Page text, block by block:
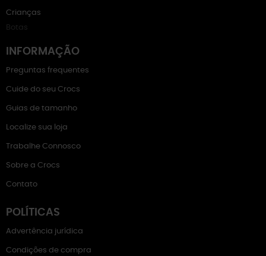
Crianças
Botas
INFORMAÇÃO
Preguntas frequentes
Cuide do seu Crocs
Guias de tamanho
Localize sua loja
Trabalhe Connosco
Sobre a Crocs
Contato
POLÍTICAS
Advertência jurídica
Condições de compra